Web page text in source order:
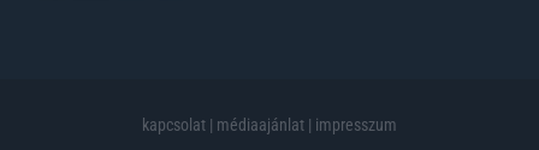
kapcsolat | médiaajánlat | impresszum